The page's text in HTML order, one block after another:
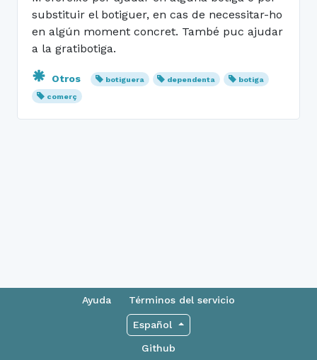
substituir el botiguer, en cas de necessitar-ho
en algún moment concret. També puc ajudar
a la gratibotiga.
Otros botiguera dependenta
botiga
comerç
Ayuda Términos del servicio
Español
Github